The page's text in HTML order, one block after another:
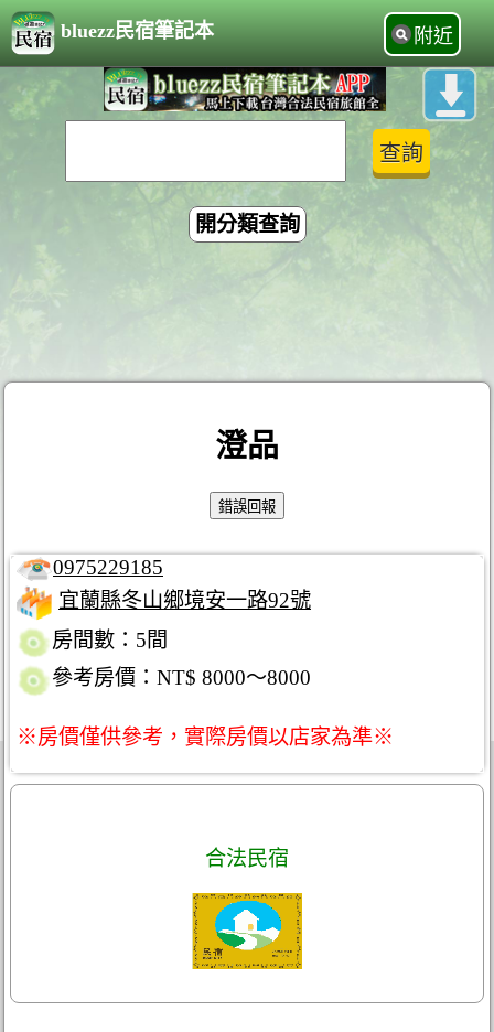
bluezz民宿筆記本 附近
開分類查詢
澄品
0975229185
宜蘭縣冬山鄉境安一路92號
房間數：5間
參考房價：NT$ 8000～8000
※房價僅供參考，實際房價以店家為準※
合法民宿